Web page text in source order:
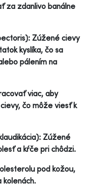
za zdanlivo banálne
Zúžené cievy
kyslíka, čo sa
pálením na
viac, aby
čo môže viesť k
Zúžené
a kŕče pri chôdzi.
pod kožou,
kolenách.